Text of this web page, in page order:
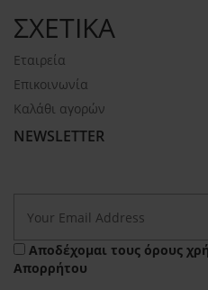
ΣΧΕΤΙΚΑ
Εταιρεία
Επικοινωνία
Καλάθι αγορών
NEWSLETTER
Αποδέχομαι τους όρους
Απορρήτου